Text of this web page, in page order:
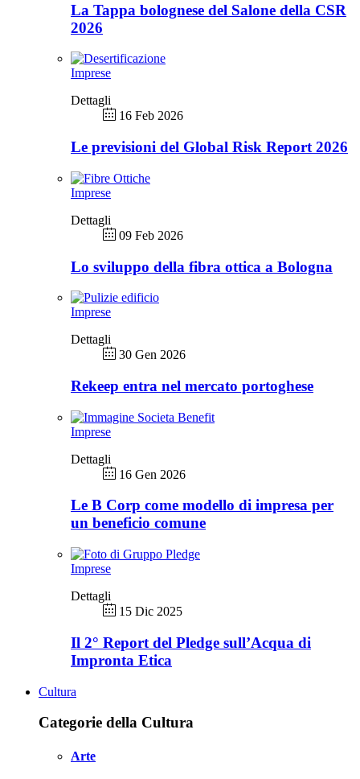
La Tappa bolognese del Salone della CSR
2026
Imprese
Dettagli
16 Feb 2026
Le previsioni del Global Risk Report 2026
Imprese
Dettagli
09 Feb 2026
Lo sviluppo della fibra ottica a Bologna
Imprese
Dettagli
30 Gen 2026
Rekeep entra nel mercato portoghese
Imprese
Dettagli
16 Gen 2026
Le B Corp come modello di impresa per
un beneficio comune
Imprese
Dettagli
15 Dic 2025
Il 2° Report del Pledge sull’Acqua di
Impronta Etica
Cultura
Categorie della Cultura
Arte